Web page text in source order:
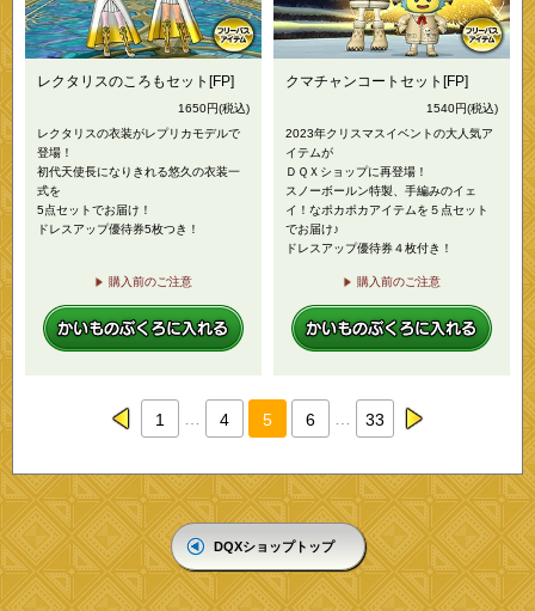
レクタリスのころもセット[FP]
1650円(税込)
レクタリスの衣装がレプリカモデルで
登場！
初代天使長になりきれる悠久の衣装一
式を
5点セットでお届け！
ドレスアップ優待券5枚つき！
購入前のご注意
クマチャンコートセット[FP]
1540円(税込)
2023年クリスマスイベントの大人気ア
イテムが
ＤＱＸショップに再登場！
スノーボールン特製、手編みのイェ
イ！なポカポカアイテムを５点セット
でお届け♪
ドレスアップ優待券４枚付き！
購入前のご注意
prev
1 4 5 6 33
DQXショップトップ